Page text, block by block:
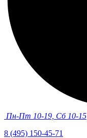
Пн-Пт 10-19, Сб 10-15
8 (495) 150-45-71